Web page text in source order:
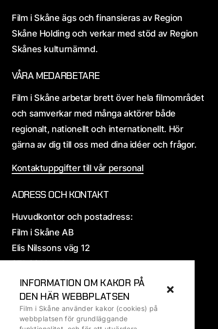
INFORMATION OM KAKOR PÅ
DEN HÄR WEBBPLATSEN
Film i Skåne använder kakor (cookies) på
webbplatsen för grundläggande
Film i Skåne ägs och finansieras av Region
Skåne Holding och verkar med stöd av Region
Skånes kulturnämnd.
VÅRA MEDARBETARE
Film i Skåne arbetar brett över hela filmområdet
och samverkar med många aktörer både
regionalt, nationellt och internationellt. Hör
gärna av dig till oss med dina idéer och frågor.
Kontaktuppgifter till vår personal
ADRESS OCH KONTAKT
Huvudkontor och postadress:
Film i Skåne AB
Elis Nilssons väg 12
271 39 Ystad
Allaadress och fakturauppgifter
Ansvarig utgivare: Ralf Ivarsson, VD